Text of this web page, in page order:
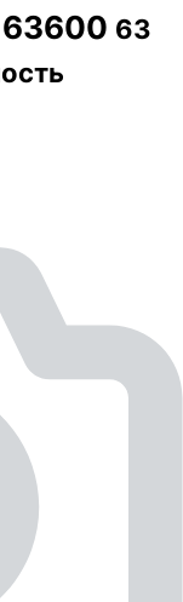
63600 63